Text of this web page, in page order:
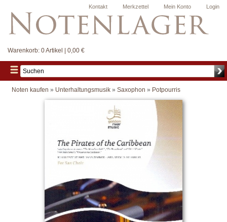
Login
Mein Konto
Merkzettel
Kontakt
Warenkorb: 0 Artikel | 0,00 €
Noten kaufen » Unterhaltungsmusik » Saxophon » Potpourris